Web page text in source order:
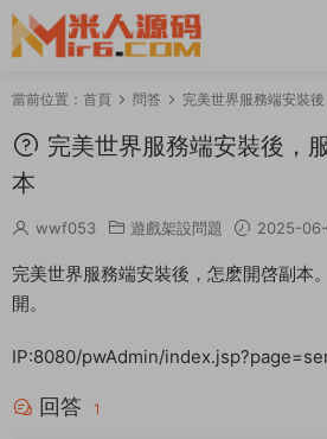
當前位置： 首頁 問答 完美世界服務端安裝
完美世界服務端安裝後，
本
wwf053 遊戲架設問題 2025-
完美世界服務端安裝後，怎麽開啓副本
開。
IP:8080/pwAdmin/
回答 1